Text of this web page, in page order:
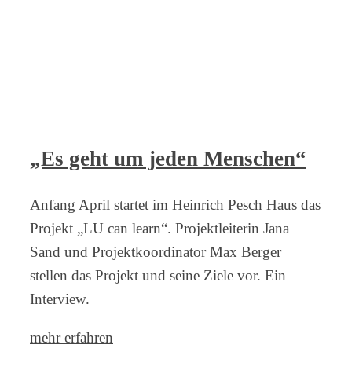
„Es geht um jeden Menschen“
Anfang April startet im Heinrich Pesch Haus das
Projekt „LU can learn“. Projektleiterin Jana
Sand und Projektkoordinator Max Berger
stellen das Projekt und seine Ziele vor. Ein
Interview.
mehr erfahren